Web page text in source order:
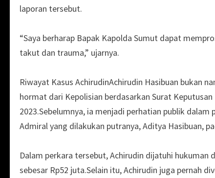
laporan tersebut.
“Saya berharap Bapak Kapolda Sumut dapat
takut dan trauma,” ujarnya.
Riwayat Kasus AchirudinAchirudin Hasibuan bukan
hormat dari Kepolisian berdasarkan Surat
2023.Sebelumnya, ia menjadi perhatian publik
Admiral yang dilakukan putranya, Aditya Hasibuan,
Dalam perkara tersebut, Achirudin dijatuhi
sebesar Rp52 juta.Selain itu, Achirudin juga pernah